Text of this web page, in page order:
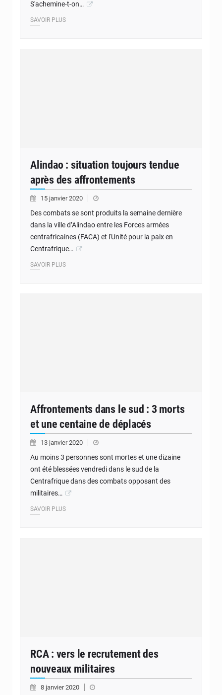
S'achemine-t-on…
SAVOIR PLUS
Alindao : situation toujours tendue
après des affrontements
15 janvier 2020
Des combats se sont produits la semaine dernière
dans la ville d’Alindao entre les Forces armées
centrafricaines (FACA) et l'Unité pour la paix en
Centrafrique…
SAVOIR PLUS
Affrontements dans le sud : 3 morts
et une centaine de déplacés
13 janvier 2020
Au moins 3 personnes sont mortes et une dizaine
ont été blessées vendredi dans le sud de la
Centrafrique dans des combats opposant des
militaires…
SAVOIR PLUS
RCA : vers le recrutement des
nouveaux militaires
8 janvier 2020